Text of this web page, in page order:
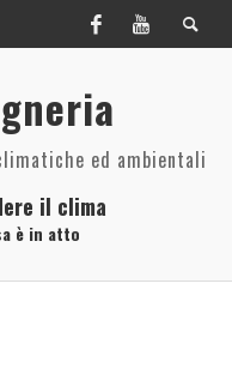
ed ambientali
il clima
è in atto